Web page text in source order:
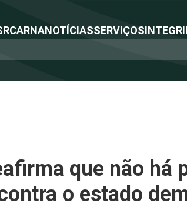
RCARNANOTÍCIASSERVIÇOS
que não há
o estado